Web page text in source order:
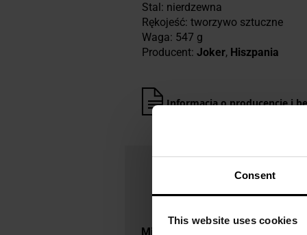
Consent
This website uses cookies
Stal: nierdzewna
Rękojeść: tworzywo sztuczne
Waga: 547 g
Producent: Joker, Hiszpania
Informacja o producencie i
Militaria.pl jest dystrybutorem